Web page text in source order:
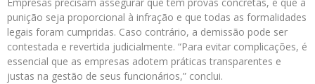
punição seja proporcional à infração e que todas as formalidades
legais foram cumpridas. Caso contrário, a demissão pode ser
contestada e revertida judicialmente. “Para evitar complicações, é
essencial que as empresas adotem práticas transparentes e
justas na gestão de seus funcionários,” conclui.